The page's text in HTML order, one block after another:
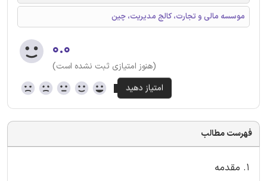
موسسه مالی و تجارت، کالج مدیریت، چین
۰.۰
(هنوز امتیازی ثبت نشده است)
فهرست مطالب
۱. مقدمه